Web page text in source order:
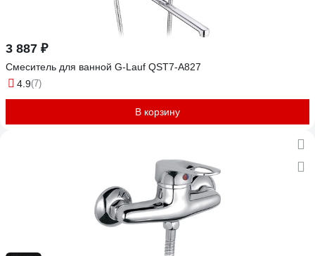
3 887 ₽
Смеситель для ванной G-Lauf QST7-A827
4.9(7)
В корзину